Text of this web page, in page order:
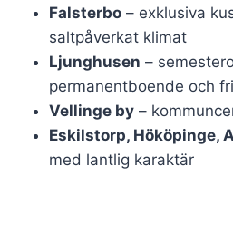
Falsterbo – exklusiva
saltpåverkat klimat
Ljunghusen –
permanentboende och
Vellinge by –
Eskilstorp, Hököpinge,
med lantlig karaktär